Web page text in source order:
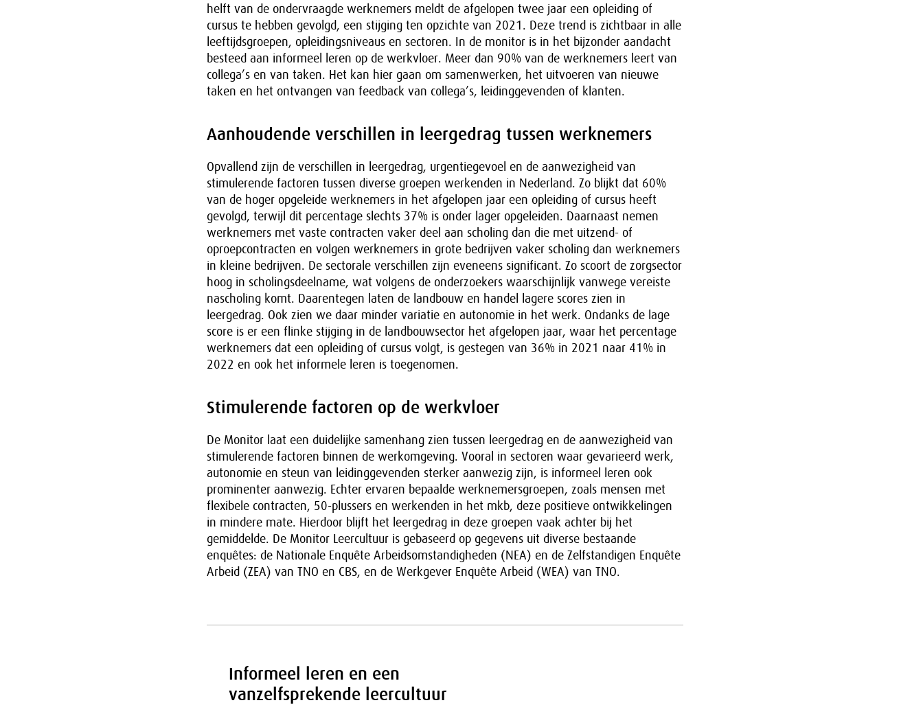
helft van de ondervraagde werknemers meldt de afgelopen twee jaar een opleiding of
cursus te hebben gevolgd, een stijging ten opzichte van 2021. Deze trend is zichtbaar in alle
leeftijdsgroepen, opleidingsniveaus en sectoren. In de monitor is in het bijzonder aandacht
besteed aan informeel leren op de werkvloer. Meer dan 90% van de werknemers leert van
collega’s en van taken. Het kan hier gaan om samenwerken, het uitvoeren van nieuwe
taken en het ontvangen van feedback van collega’s, leidinggevenden of klanten.
Aanhoudende verschillen in leergedrag tussen werknemers
Opvallend zijn de verschillen in leergedrag, urgentiegevoel en de aanwezigheid van
stimulerende factoren tussen diverse groepen werkenden in Nederland. Zo blijkt dat 60%
van de hoger opgeleide werknemers in het afgelopen jaar een opleiding of cursus heeft
gevolgd, terwijl dit percentage slechts 37% is onder lager opgeleiden. Daarnaast nemen
werknemers met vaste contracten vaker deel aan scholing dan die met uitzend- of
oproepcontracten en volgen werknemers in grote bedrijven vaker scholing dan werknemers
in kleine bedrijven. De sectorale verschillen zijn eveneens significant. Zo scoort de zorgsector
hoog in scholingsdeelname, wat volgens de onderzoekers waarschijnlijk vanwege vereiste
nascholing komt. Daarentegen laten de landbouw en handel lagere scores zien in
leergedrag. Ook zien we daar minder variatie en autonomie in het werk. Ondanks de lage
score is er een flinke stijging in de landbouwsector het afgelopen jaar, waar het percentage
werknemers dat een opleiding of cursus volgt, is gestegen van 36% in 2021 naar 41% in
2022 en ook het informele leren is toegenomen.
Stimulerende factoren op de werkvloer
De Monitor laat een duidelijke samenhang zien tussen leergedrag en de aanwezigheid van
stimulerende factoren binnen de werkomgeving. Vooral in sectoren waar gevarieerd werk,
autonomie en steun van leidinggevenden sterker aanwezig zijn, is informeel leren ook
prominenter aanwezig. Echter ervaren bepaalde werknemersgroepen, zoals mensen met
flexibele contracten, 50-plussers en werkenden in het mkb, deze positieve ontwikkelingen
in mindere mate. Hierdoor blijft het leergedrag in deze groepen vaak achter bij het
gemiddelde. De Monitor Leercultuur is gebaseerd op gegevens uit diverse bestaande
enquêtes: de Nationale Enquête Arbeidsomstandigheden (NEA) en de Zelfstandigen Enquête
Arbeid (ZEA) van TNO en CBS, en de Werkgever Enquête Arbeid (WEA) van TNO.
Informeel leren en een
vanzelfsprekende leercultuur